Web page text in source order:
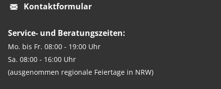
Kontaktformular
Service- und Beratungszeiten:
Mo. bis Fr. 08:00 - 19:00 Uhr
Sa. 08:00 - 16:00 Uhr
(ausgenommen regionale Feiertage in NRW)